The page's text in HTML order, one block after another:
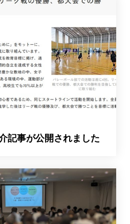
記事が公開されました